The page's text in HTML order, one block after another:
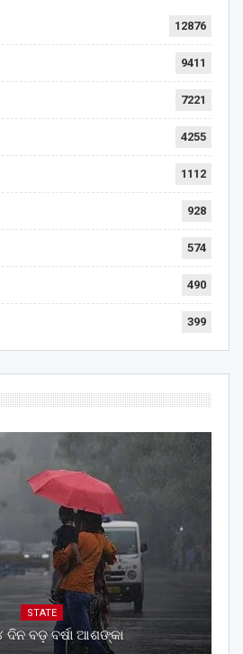
12876
9411
7221
4255
1112
928
574
490
399
STATE
ବଡ଼ ବର୍ଷା ଆଶଙ୍କା